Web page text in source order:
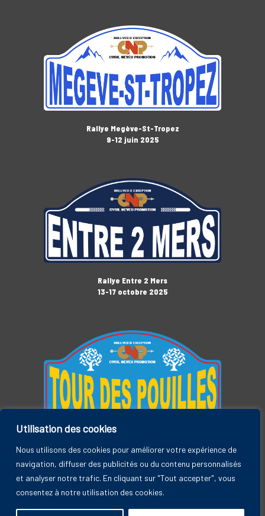
Utilisation des cookies
Nous utilisons des cookies pour améliorer votre expérience de
navigation, diffuser des publicités ou du contenu personnalisés
et analyser notre trafic. En cliquant sur "Tout accepter", vous
consentez à notre utilisation des cookies.
Rallye Megève-St-Tropez
9-12 juin 2025
Rallye Entre 2 Mers
13-17 octobre 2025
Tour des Pouilles